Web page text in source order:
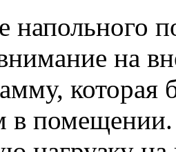
напольного
на
которая
в помещении.